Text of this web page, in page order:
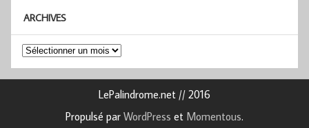
ARCHIVES
Archives
LePalindrome.net // 2016
Propulsé par WordPress et Momentous.